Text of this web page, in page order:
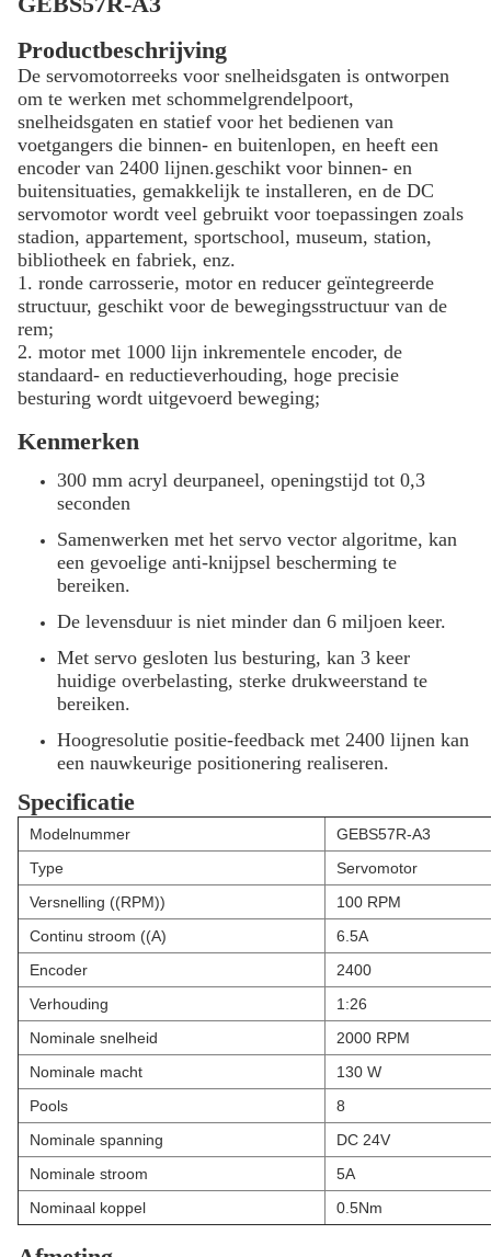
Productbeschrijving
De servomotorreeks voor snelheidsgaten is ontworpen
om te werken met schommelgrendelpoort,
snelheidsgaten en statief voor het bedienen van
voetgangers die binnen- en buitenlopen, en heeft een
encoder van 2400 lijnen.geschikt voor binnen- en
buitensituaties, gemakkelijk te installeren, en de DC
servomotor wordt veel gebruikt voor toepassingen zoals
stadion, appartement, sportschool, museum, station,
bibliotheek en fabriek, enz.
1. ronde carrosserie, motor en reducer geïntegreerde
structuur, geschikt voor de bewegingsstructuur van de
rem;
2. motor met 1000 lijn inkrementele encoder, de
standaard- en reductieverhouding, hoge precisie
besturing wordt uitgevoerd beweging;
Kenmerken
300 mm acryl deurpaneel, openingstijd tot 0,3
seconden
Samenwerken met het servo vector algoritme, kan
een gevoelige anti-knijpsel bescherming te
bereiken.
De levensduur is niet minder dan 6 miljoen keer.
Met servo gesloten lus besturing, kan 3 keer
huidige overbelasting, sterke drukweerstand te
bereiken.
Hoogresolutie positie-feedback met 2400 lijnen kan
een nauwkeurige positionering realiseren.
Specificatie
Modelnummer
GEBS57R-A3
Type
Servomotor
Versnelling ((RPM))
100 RPM
Continu stroom ((A)
6.5A
Encoder
2400
Verhouding
1:26
Nominale snelheid
2000 RPM
Nominale macht
130 W
Pools
8
Nominale spanning
DC 24V
Nominale stroom
5A
Nominaal koppel
0.5Nm